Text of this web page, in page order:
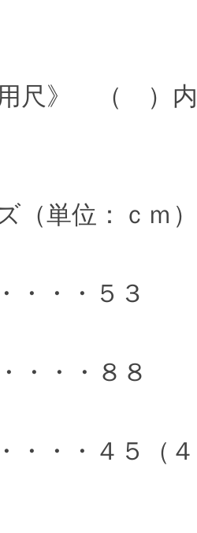
用尺》 （ ）
（単位：ｃ
・・・・
・・・・
・・４５（